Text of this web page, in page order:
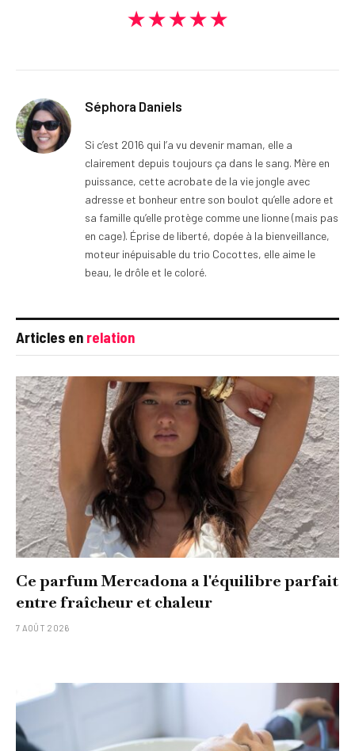
★★★★★
Séphora Daniels
Si c’est 2016 qui l’a vu devenir maman, elle a
clairement depuis toujours ça dans le sang. Mère en
puissance, cette acrobate de la vie jongle avec
adresse et bonheur entre son boulot qu’elle adore et
sa famille qu’elle protège comme une lionne (mais pas
en cage). Éprise de liberté, dopée à la bienveillance,
moteur inépuisable du trio Cocottes, elle aime le
beau, le drôle et le coloré.
Articles en relation
Ce parfum Mercadona a l'équilibre parfait
entre fraîcheur et chaleur
7 AOÛT 2026